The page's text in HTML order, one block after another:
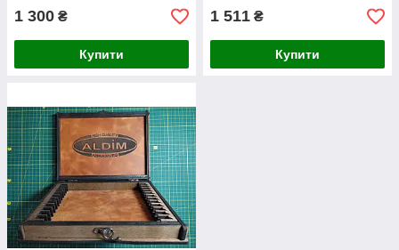
1 300 ₴
Купити
1 511 ₴
Купити